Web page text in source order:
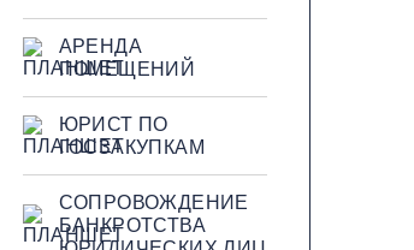
АРЕНДА
ПОМЕЩЕНИЙ
ЮРИСТ ПО
ГОСЗАКУПКАМ
СОПРОВОЖДЕНИЕ
БАНКРОТСТВА